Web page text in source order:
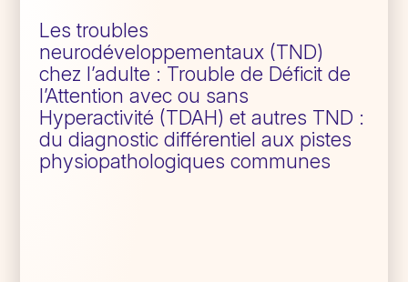
Les troubles
neurodéveloppementaux (TND)
chez l’adulte : Trouble de Déficit de
l’Attention avec ou sans
Hyperactivité (TDAH) et autres TND :
du diagnostic différentiel aux pistes
physiopathologiques communes